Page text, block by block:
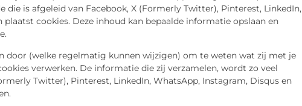
die is afgeleid van Facebook, X (Formerly Twitter), Pinterest, LinkedIn,
plaatst cookies. Deze inhoud kan bepaalde informatie opslaan en
door (welke regelmatig kunnen wijzigen) om te weten wat zij met je
verwerken. De informatie die zij verzamelen, wordt zo veel
Twitter), Pinterest, LinkedIn, WhatsApp, Instagram, Disqus en